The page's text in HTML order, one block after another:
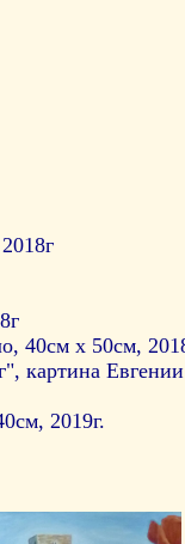
40см х 50см,
картина
2019г.